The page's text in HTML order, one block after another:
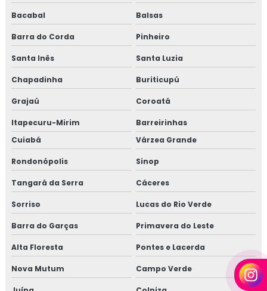
Bacabal Balsas
Barra do Corda Pinheiro
Santa Inês Santa Luzia
Chapadinha Buriticupú
Grajaú Coroatá
Itapecuru-Mirim
Barreirinhas
Cuiabá
Várzea Grande
Rondonópolis Sinop
Tangará da Serra Cáceres
Sorriso Lucas do Rio Verde
Barra do Garças Primavera do Leste
Alta Floresta Pontes e Lacerda
Nova Mutum Campo Verde